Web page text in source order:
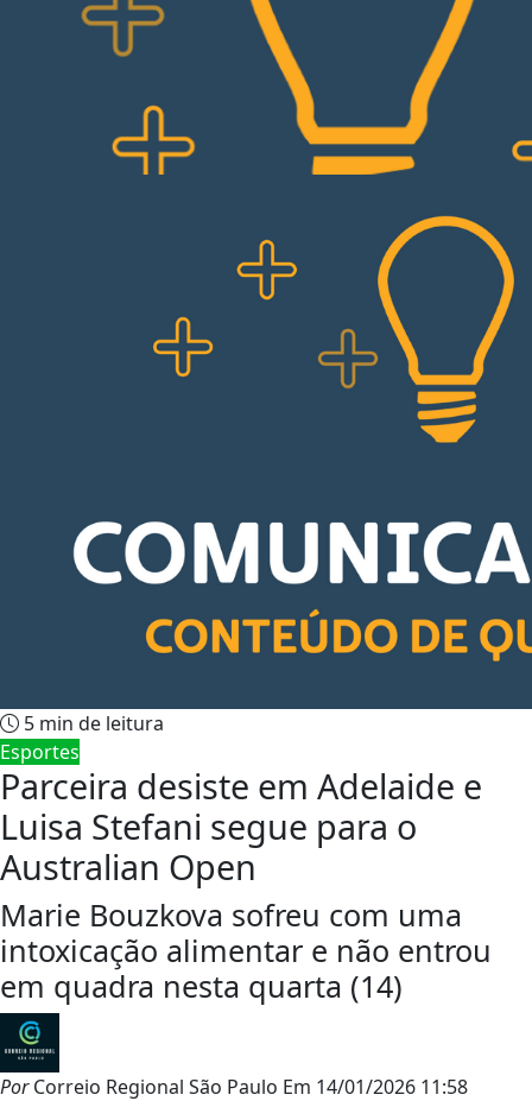
5 min de leitura
Esportes
Parceira desiste em Adelaide e
Luisa Stefani segue para o
Australian Open
Marie Bouzkova sofreu com uma
intoxicação alimentar e não entrou
em quadra nesta quarta (14)
PorCorreio Regional São Paulo Em 14/01/2026 11:58